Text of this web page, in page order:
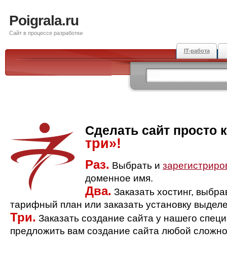
Poigrala.ru
Сайт в процессе разработки
IT-работа
Сделать сайт просто
три»!
Раз. Выбрать и
доменное имя.
Два. Заказать хостинг,
тарифный план или заказать установку
Три. Заказать создание сайта у нашего
предложить вам создание сайта любой